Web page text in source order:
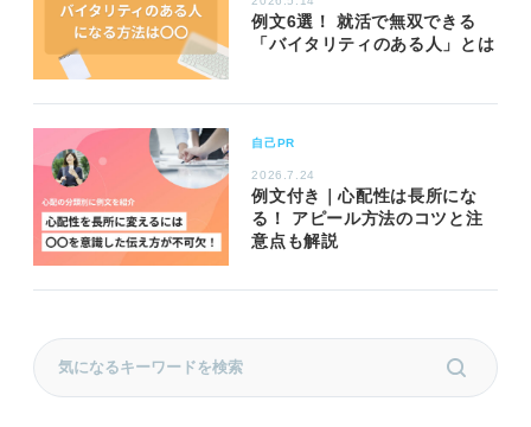
例文6選！ 就活で無双できる
「バイタリティのある人」とは
自己PR
2026.7.24
例文付き｜心配性は長所にな
る！ アピール方法のコツと注
意点も解説